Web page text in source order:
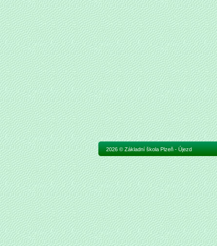
2026 © Základní škola Plzeň - Újezd